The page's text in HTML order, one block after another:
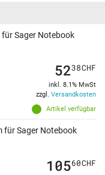
Sager Notebook
Artikel verfügbar
5238CHF
inkl. 8.1% MwSt
zzgl. Versandkosten
für Sager Notebook
10560CHF